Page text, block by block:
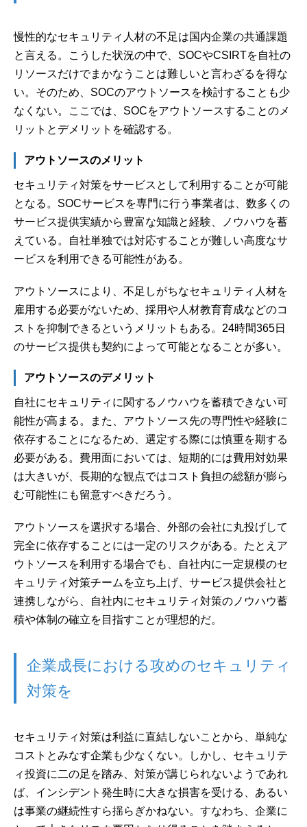
慢性的なセキュリティ人材の不足は国内企業の共通課題
と言える。こうした状況の中で、SOCやCSIRTを自社の
リソースだけでまかなうことは難しいと言わざるを得な
い。そのため、SOCのアウトソースを検討することも少
なくない。ここでは、SOCをアウトソースすることのメ
リットとデメリットを確認する。
アウトソースのメリット
セキュリティ対策をサービスとして利用することが可能
となる。SOCサービスを専門に行う事業者は、数多くの
サービス提供実績から豊富な知識と経験、ノウハウを蓄
えている。自社単独では対応することが難しい高度なサ
ービスを利用できる可能性がある。
アウトソースにより、不足しがちなセキュリティ人材を
雇用する必要がないため、採用や人材教育育成などのコ
ストを抑制できるというメリットもある。24時間365日
のサービス提供も契約によって可能となることが多い。
アウトソースのデメリット
自社にセキュリティに関するノウハウを蓄積できない可
能性が高まる。また、アウトソース先の専門性や経験に
依存することになるため、選定する際には慎重を期する
必要がある。費用面においては、短期的には費用対効果
は大きいが、長期的な観点ではコスト負担の総額が膨ら
む可能性にも留意すべきだろう。
アウトソースを選択する場合、外部の会社に丸投げして
完全に依存することには一定のリスクがある。たとえア
ウトソースを利用する場合でも、自社内に一定規模のセ
キュリティ対策チームを立ち上げ、サービス提供会社と
連携しながら、自社内にセキュリティ対策のノウハウ蓄
積や体制の確立を目指すことが理想的だ。
企業成長における攻めのセキュリティ
対策を
セキュリティ対策は利益に直結しないことから、単純な
コストとみなす企業も少なくない。しかし、セキュリテ
ィ投資に二の足を踏み、対策が講じられないようであれ
ば、インシデント発生時に大きな損害を受ける、あるい
は事業の継続性すら揺らぎかねない。すなわち、企業に